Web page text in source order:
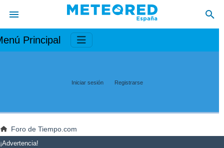
Principal
Iniciar sesión Registrarse
Foro de Tiempo.com
¡Advertencia!